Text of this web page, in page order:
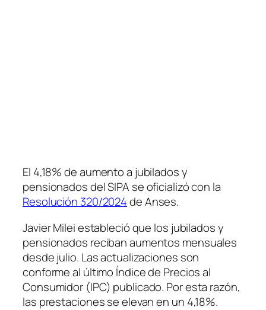
El 4,18% de aumento a jubilados y
pensionados del SIPA se oficializó con la
Resolución 320/2024de Anses.
Javier Milei estableció que los jubilados y
pensionados reciban aumentos mensuales
desde julio. Las actualizaciones son
conforme al último Índice de Precios al
Consumidor (IPC) publicado. Por esta razón,
las prestaciones se elevan en un 4,18%.